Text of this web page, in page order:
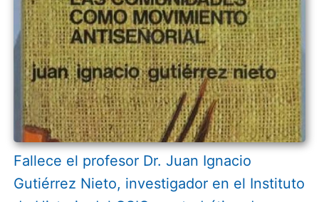
Fallece el profesor Dr. Juan Ignacio
Gutiérrez Nieto, investigador en el Instituto